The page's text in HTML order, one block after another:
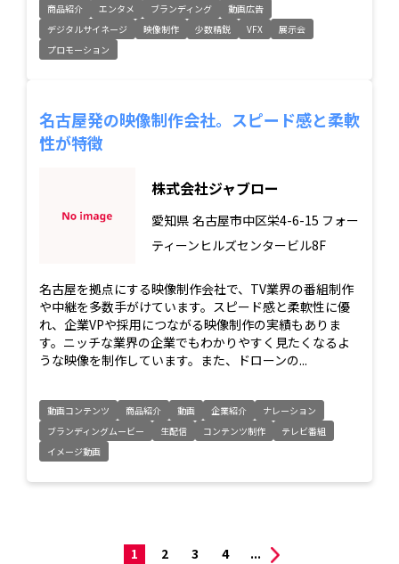
商品紹介 エンタメ ブランディング
動画広告
デジタルサイネージ
映像制作 少数精鋭 VFX
展示会
プロモーション
名古屋発の映像制作会社。スピード感と柔軟
性が特徴
株式会社ジャブロー
愛知県 名古屋市中区栄4-6-15 フォー
ティーンヒルズセンタービル8F
名古屋を拠点にする映像制作会社で、TV業界の番組制作
や中継を多数手がけています。スピード感と柔軟性に優
れ、企業VPや採用につながる映像制作の実績もありま
す。ニッチな業界の企業でもわかりやすく見たくなるよ
うな映像を制作しています。また、ドローンの...
動画コンテンツ 商品紹介 動画 企業紹介
ナレーション
ブランディングムービー
生配信 コンテンツ制作
テレビ番組
イメージ動画
1 2 3 4 ...